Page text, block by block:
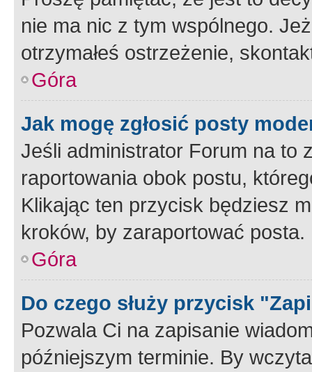
nie ma nic z tym wspólnego.
otrzymałeś ostrzeżenie,
Góra
Jak mogę zgłosić posty
Jeśli administrator Forum na to
raportowania obok postu,
Klikając ten przycisk będziesz
kroków, by zaraportować posta.
Góra
Do czego służy przycisk
Pozwala Ci na zapisanie
późniejszym terminie. By